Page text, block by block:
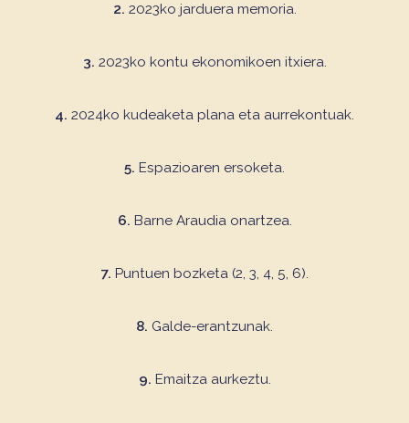
2. 2023ko jarduera memoria.
3. 2023ko kontu ekonomikoen itxiera.
4. 2024ko kudeaketa plana eta aurrekontuak.
5. Espazioaren ersoketa.
6. Barne Araudia onartzea.
7. Puntuen bozketa (2, 3, 4, 5, 6).
8. Galde-erantzunak.
9. Emaitza aurkeztu.